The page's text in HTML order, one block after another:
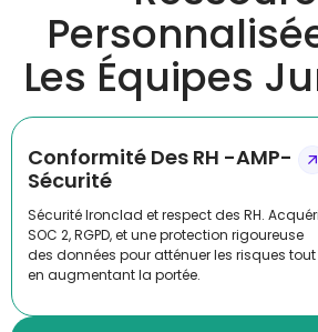
Les Équipes
Conformité Des RH -AMP-
Sécurité
Sécurité Ironclad et respect des RH.
SOC 2, RGPD, et une protection rigoureuse
des données pour atténuer les risques tout
en augmentant la portée.